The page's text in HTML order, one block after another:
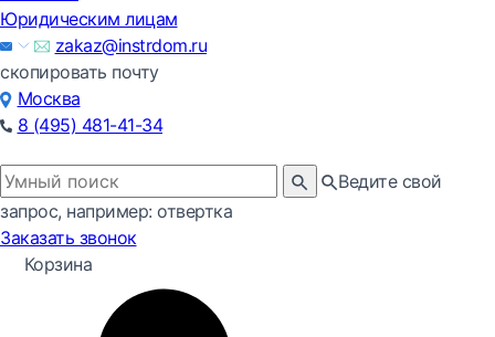
Юридическим лицам
zakaz@instrdom.ru
скопировать почту
Москва
8 (495) 481-41-34
Ведите свой
запрос, например: отвертка
Заказать звонок
Корзина